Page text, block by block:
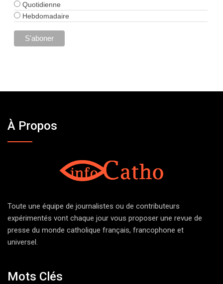
Quotidienne
Hebdomadaire
À Propos
Toute une équipe de journalistes ou de contributeurs
expérimentés vont chaque jour vous proposer une revue de
presse du monde catholique français, francophone et
universel.
Mots Clés